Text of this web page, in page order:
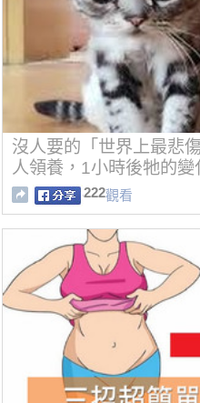
沒人要的「世界上最悲
人領養，1小時後牠的
222觀看